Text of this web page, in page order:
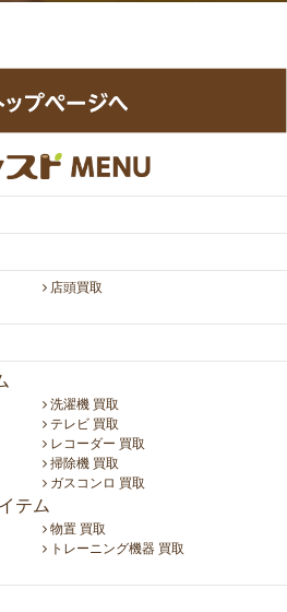
店頭買取
洗濯機 買取
テレビ 買取
レコーダー 買取
掃除機 買取
ガスコンロ 買取
テム
物置 買取
トレーニング機器 買取